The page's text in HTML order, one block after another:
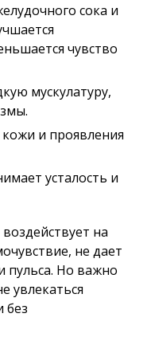
сока и
чувство
мускулатуру,
и проявления
усталость и
на
не дает
пульса. Но важно
увлекаться
без